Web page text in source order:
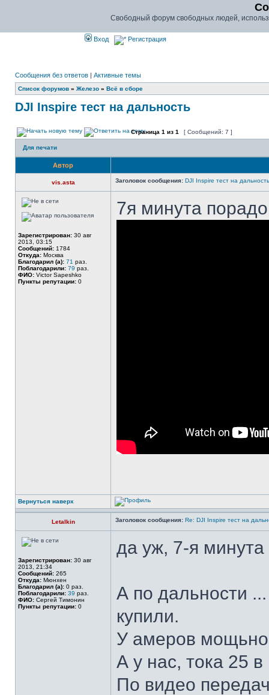
Свободный форум свободных людей,
Вход Регистрация
Сообщения без ответов | Активные темы
Список форумов » Железо » Всё в сборе
DJI Inspire тест на дальность
Страница 1 из 1 [ Сообщений: 7 ]
Для печати
Автор
vis.asta Заголовок сообщения: DJI Inspire тест на дальность
Зарегистрирован: 30 авг
2013, 03:15
Сообщений: 1784
Откуда: Москва
Благодарил (а): 71 раз.
Поблагодарили: 79 раз.
ФИО: Victor Sapeshko
Пункты репутации: 0
7я минута
Вернуться наверх
Letalkin Заголовок сообщения: Re: DJI Inspire тест на
Зарегистрирован: 30 авг
2013, 21:34
Сообщений: 265
Откуда: Мюнхен
Благодарил (а): 0 раз.
Поблагодарили: 39 раз.
ФИО: Сергей Тимонин
Пункты репутации: 0
да уж, 7-я
А по дальности
купили.
У амеров
А у нас, тока 25
По видео